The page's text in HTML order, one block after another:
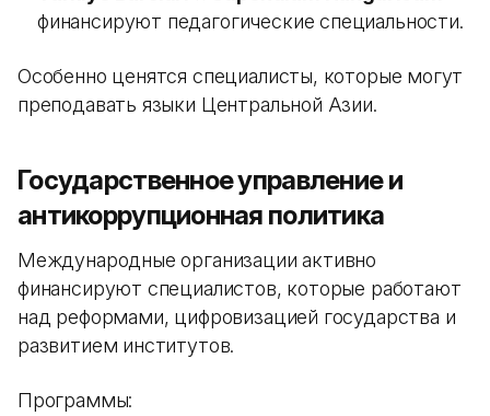
финансируют педагогические специальности.
Особенно ценятся специалисты, которые могут
преподавать языки Центральной Азии.
Государственное управление и
антикоррупционная политика
Международные организации активно
финансируют специалистов, которые работают
над реформами, цифровизацией государства и
развитием институтов.
Программы: